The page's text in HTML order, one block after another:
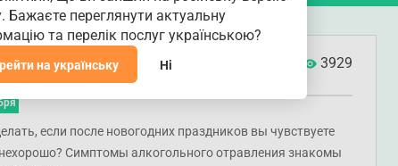
3929
Как справиться с алкогольным
отравлением?
если после новогодних праздников вы чувствуете
Симптомы алкогольного отравления знакомы
Бажаєте переглянути актуальну
та перелік послуг українською?
на українську Ні